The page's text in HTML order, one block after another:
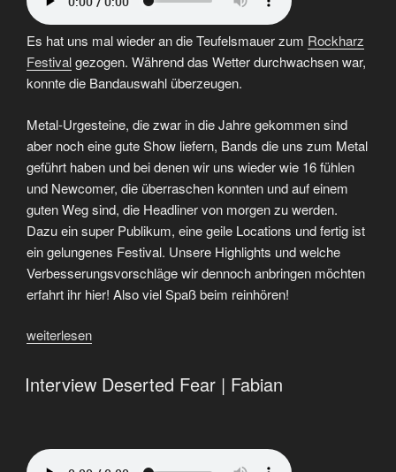
Festival
Recap“
Es hat uns mal wieder an die Teufelsmauer zum Rockharz
Festivalgezogen. Während das Wetter durchwachsen war,
konnte die Bandauswahl überzeugen.
Metal-Urgesteine, die zwar in die Jahre gekommen sind
aber noch eine gute Show liefern, Bands die uns zum Metal
geführt haben und bei denen wir uns wieder wie 16 fühlen
und Newcomer, die überraschen konnten und auf einem
guten Weg sind, die Headliner von morgen zu werden.
Dazu ein super Publikum, eine geile Locations und fertig ist
ein gelungenes Festival. Unsere Highlights und welche
Verbesserungsvorschläge wir dennoch anbringen möchten
erfahrt ihr hier! Also viel Spaß beim reinhören!
„Folge
|
Rockharz
Festival
weiterlesen
Interview Deserted Fear | Fabian